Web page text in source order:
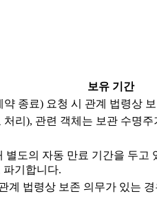
보유 기간
종료) 요청 시 관계 법령상
리), 관련 객체는 보관 수명
도의 자동 만료 기간을 두
파기합니다.
계 법령상 보존 의무가 있는